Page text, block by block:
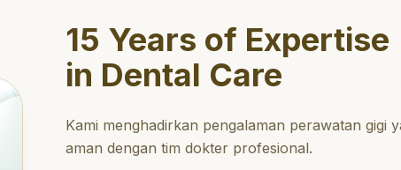
15 Years of Expertise
in Dental Care
Kami menghadirkan pengalaman perawatan gigi
aman dengan tim dokter profesional.